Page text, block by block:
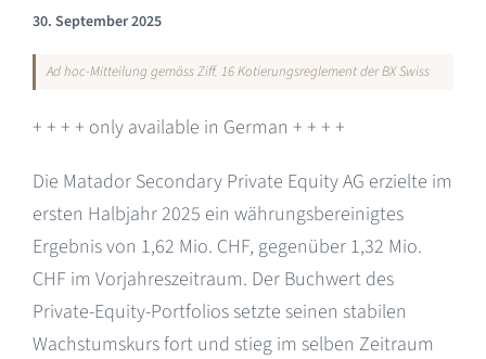
30. September 2025
Ad hoc-Mitteilung gemäss Ziff. 16 Kotierungsreglement der BX Swiss
+ + + + only available in German + + + +
Die Matador Secondary Private Equity AG erzielte im
ersten Halbjahr 2025 ein währungsbereinigtes
Ergebnis von 1,62 Mio. CHF, gegenüber 1,32 Mio.
CHF im Vorjahreszeitraum. Der Buchwert des
Private-Equity-Portfolios setzte seinen stabilen
Wachstumskurs fort und stieg im selben Zeitraum